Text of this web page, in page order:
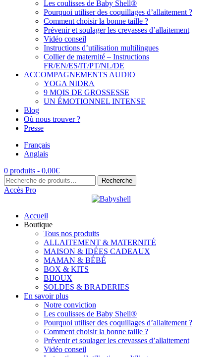
Les coulisses de Baby Shell®
Pourquoi utiliser des coquillages d’allaitement ?
Comment choisir la bonne taille ?
Prévenir et soulager les crevasses d’allaitement
Vidéo conseil
Instructions d’utilisation multilingues
Collier de maternité – Instructions
FR/EN/ES/IT/PT/NL/DE
ACCOMPAGNEMENTS AUDIO
YOGA NIDRA
9 MOIS DE GROSSESSE
UN ÉMOTIONNEL INTENSE
Blog
Où nous trouver ?
Presse
Français
Anglais
0 produits - 0,00€
Recherche
pour :
Recherche
Accès Pro
Accueil
Boutique
Tous nos produits
ALLAITEMENT & MATERNITÉ
MAISON & IDÉES CADEAUX
MAMAN & BÉBÉ
BOX & KITS
BIJOUX
SOLDES & BRADERIES
En savoir plus
Notre conviction
Les coulisses de Baby Shell®
Pourquoi utiliser des coquillages d’allaitement ?
Comment choisir la bonne taille ?
Prévenir et soulager les crevasses d’allaitement
Vidéo conseil